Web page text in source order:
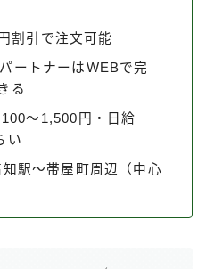
割引で注文可能
ートナーはWEBで完
る
〜1,500円・日給
い
知駅〜帯屋町周辺（中心